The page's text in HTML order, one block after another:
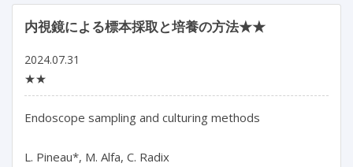
内視鏡による標本採取と培養の方法★★
2024.07.31
★★
Endoscope sampling and culturing methods
L. Pineau*, M. Alfa, C. Radix